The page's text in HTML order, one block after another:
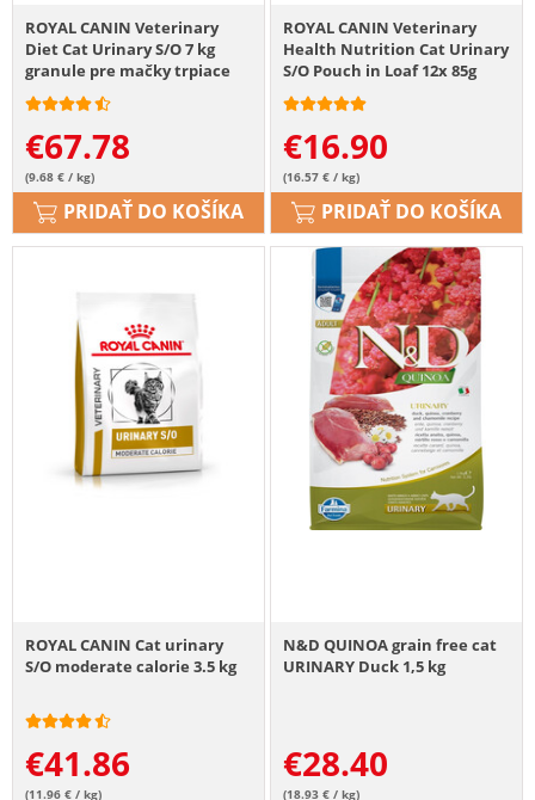
ROYAL CANIN Veterinary
Diet Cat Urinary S/O 7 kg
granule pre mačky trpiace
ochorením močových ciest
€67.78
(9.68 € / kg)
PRIDAŤ DO KOŠÍKA
ROYAL CANIN Veterinary
Health Nutrition Cat Urinary
S/O Pouch in Loaf 12x 85g
€16.90
(16.57 € / kg)
PRIDAŤ DO KOŠÍKA
ROYAL CANIN Cat urinary
S/O moderate calorie 3.5 kg
€41.86
(11.96 € / kg)
N&D QUINOA grain free cat
URINARY Duck 1,5 kg
€28.40
(18.93 € / kg)